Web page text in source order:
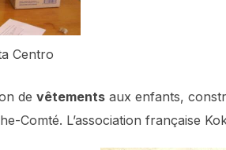
Centro
de vêtements aux enfants,
Comté. L’association française